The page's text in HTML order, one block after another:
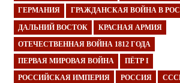
ГЕРМАНИЯ ГРАЖДАНСКАЯ ВОЙНА В
ДАЛЬНИЙ ВОСТОК КРАСНАЯ АРМИЯ
ОТЕЧЕСТВЕННАЯ ВОЙНА 1812 ГОДА
ПЕРВАЯ МИРОВАЯ ВОЙНА ПЁТР I
РОССИЙСКАЯ ИМПЕРИЯ РОССИЯ